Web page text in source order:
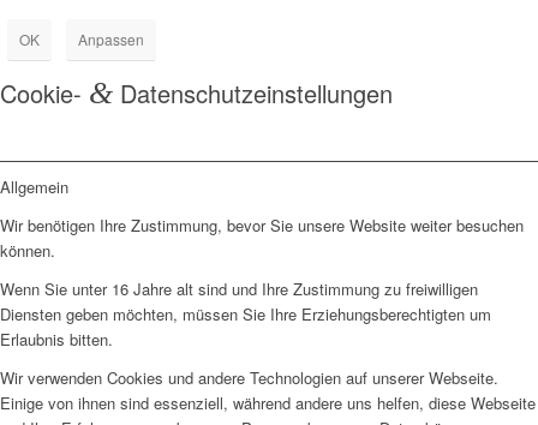
OK Anpassen
Cookie- & Datenschutzeinstellungen
Allgemein
Wir benötigen Ihre Zustimmung, bevor Sie unsere Website weiter besuchen
können.
Wenn Sie unter 16 Jahre alt sind und Ihre Zustimmung zu freiwilligen
Diensten geben möchten, müssen Sie Ihre Erziehungsberechtigten um
Erlaubnis bitten.
Wir verwenden Cookies und andere Technologien auf unserer Webseite.
Einige von ihnen sind essenziell, während andere uns helfen, diese Webseite